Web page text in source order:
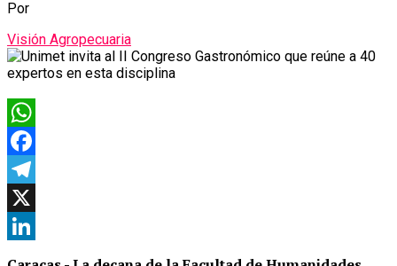
Por
Visión Agropecuaria
WhatsApp
Facebook
Telegram
X